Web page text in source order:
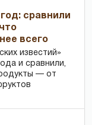
сравнили
всего
известий»
и сравнили,
— от